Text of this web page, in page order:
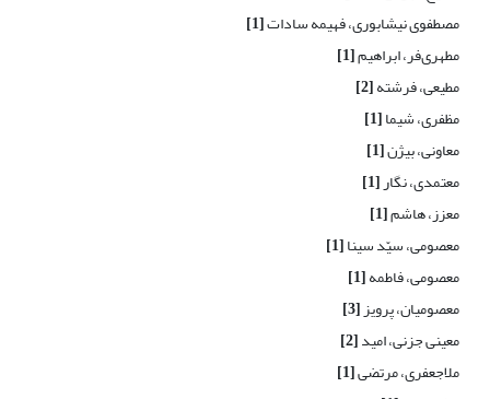
مصطفوی نیشابوری، فهیمه سادات[1]
مطهری‌فر، ابراهیم[1]
مطیعی، فرشته[2]
مظفری، شیما[1]
معاونی، بیژن[1]
معتمدی، نگار[1]
معزز، هاشم[1]
معصومی، سیّد سینا[1]
معصومی، فاطمه[1]
معصومیان، پرویز[3]
معینی جزنی، امید[2]
ملاجعفری، مرتضی[1]